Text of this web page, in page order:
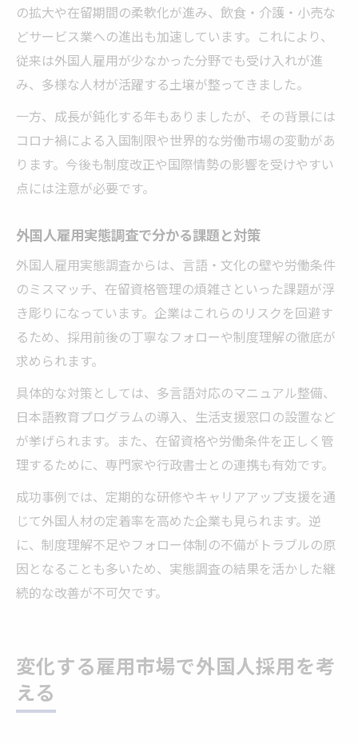
の拡大や在留期間の柔軟化が進み、飲食・介護・小売な
どサービス業への進出も加速しています。これにより、
従来は外国人雇用が少なかった分野でも受け入れが進
み、多様な人材が活躍する土壌が整ってきました。
一方、成長が鈍化する年もありましたが、その背景には
コロナ禍による入国制限や世界的な労働市場の変動があ
ります。今後も制度改正や国際情勢の影響を受けやすい
点には注意が必要です。
外国人雇用実態調査で分かる課題と対策
外国人雇用実態調査からは、言語・文化の壁や労働条件
のミスマッチ、在留資格管理の煩雑さといった課題が浮
き彫りになっています。企業はこれらのリスクを回避す
るため、採用前後の丁寧なフォローや制度理解の徹底が
求められます。
具体的な対策としては、多言語対応のマニュアル整備、
日本語教育プログラムの導入、生活支援窓口の設置など
が挙げられます。また、在留資格や労働条件を正しく管
理するために、専門家や行政書士との連携も有効です。
成功事例では、定期的な研修やキャリアアップ支援を通
じて外国人材の定着率を高めた企業も見られます。逆
に、制度理解不足やフォロー体制の不備がトラブルの原
因となることも多いため、実態調査の結果を活かした継
続的な改善が不可欠です。
変化する雇用市場で外国人採用を考
える